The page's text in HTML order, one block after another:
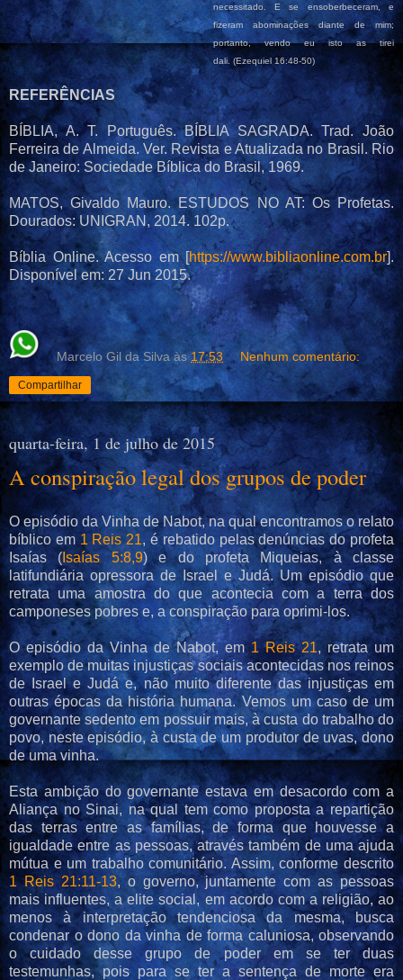
necessitado. E se ensoberbeceram, e
fizeram abominações diante de mim;
portanto, vendo eu isto as tirei
dali. (Ezequiel 16:48-50)
REFERÊNCIAS
BÍBLIA, A. T. Português. BÍBLIA SAGRADA. Trad. João
Ferreira de Almeida. Ver. Revista e Atualizada no Brasil. Rio
de Janeiro: Sociedade Bíblica do Brasil, 1969.
MATOS, Givaldo Mauro. ESTUDOS NO AT: Os Profetas.
Dourados: UNIGRAN, 2014. 102p.
Bíblia Online. Acesso em [https://www.bibliaonline.com.br].
Disponível em: 27 Jun 2015.
Marcelo Gil da Silva às17:53 Nenhum comentário:
Compartilhar
quarta-feira, 1 de julho de 2015
A conspiração legal dos grupos de poder
O episódio da Vinha de Nabot, na qual encontramos o relato
bíblico em 1 Reis 21, é rebatido pelas denúncias do profeta
Isaías ( Isaías 5:8,9) e do profeta Miqueias, à classe
latifundiária opressora de Israel e Judá. Um episódio que
retrata uma amostra do que acontecia com a terra dos
camponeses pobres e, a conspiração para oprimi-los.
O episódio da Vinha de Nabot, em 1 Reis 21, retrata um
exemplo de muitas injustiças sociais acontecidas nos reinos
de Israel e Judá e, não muito diferente das injustiças em
outras épocas da história humana. Vemos um caso de um
governante sedento em possuir mais, à custa do trabalho do
povo, neste episódio, à custa de um produtor de uvas, dono
de uma vinha.
Esta ambição do governante estava em desacordo com a
Aliança no Sinai, na qual tem como proposta a repartição
das terras entre as famílias, de forma que houvesse a
igualdade entre as pessoas, através também de uma ajuda
mútua e um trabalho comunitário. Assim, conforme descrito
1 Reis 21:11-13, o governo, juntamente com as pessoas
mais influentes, a elite social, em acordo com a religião, ao
menos à interpretação tendenciosa da mesma, busca
condenar o dono da vinha de forma caluniosa, observando
o cuidado desse grupo de poder em se ter duas
testemunhas, pois para se ter a sentença de morte era